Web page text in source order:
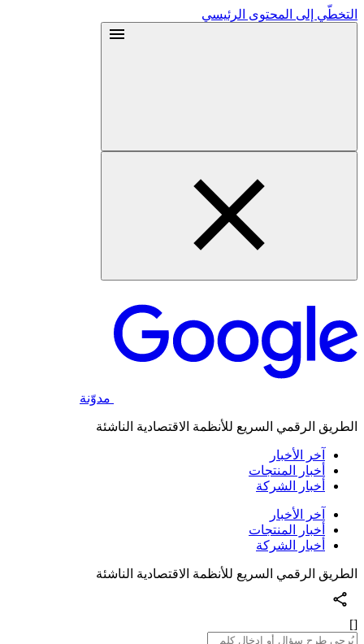
التخطّي إلى المحتوى الرئيسي
مدوّنة
الطريق الرقمي السريع للأنظمة الاقتصادية الناشئة
آخر الأخبار
أخبار المنتجات
أخبار الشركة
آخر الأخبار
أخبار المنتجات
أخبار الشركة
الطريق الرقمي السريع للأنظمة الاقتصادية الناشئة
[]